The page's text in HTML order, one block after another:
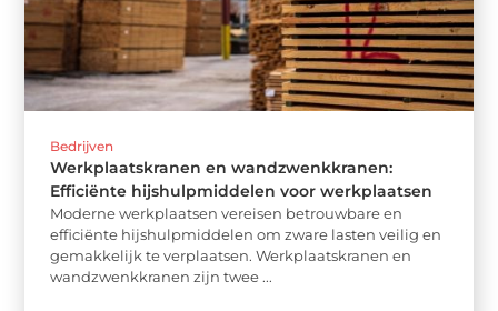
Bedrijven
Werkplaatskranen en wandzwenkkranen:
Efficiënte hijshulpmiddelen voor werkplaatsen
Moderne werkplaatsen vereisen betrouwbare en
efficiënte hijshulpmiddelen om zware lasten veilig en
gemakkelijk te verplaatsen. Werkplaatskranen en
wandzwenkkranen zijn twee ...